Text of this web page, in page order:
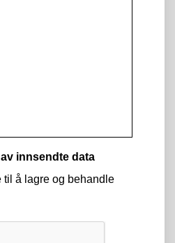
innsendte data
til å lagre og behandle